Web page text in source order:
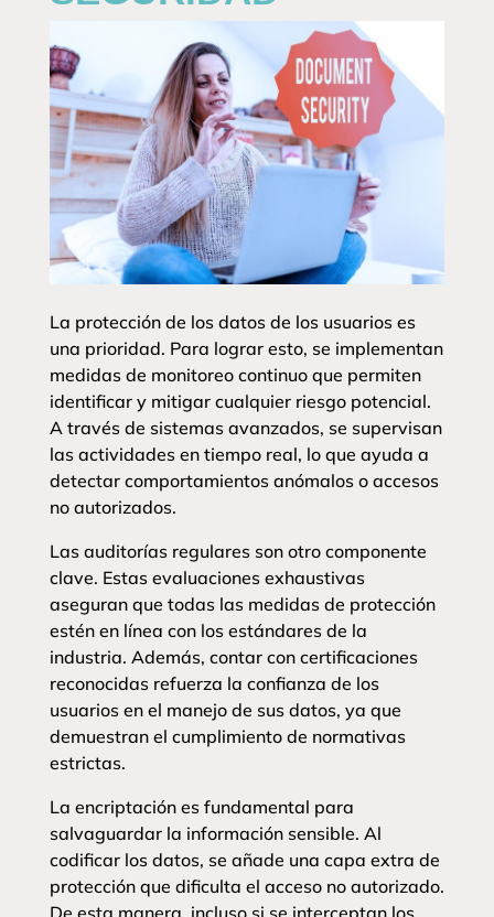
La protección de los datos de los usuarios es
una prioridad. Para lograr esto, se implementan
medidas de monitoreo continuo que permiten
identificar y mitigar cualquier riesgo potencial.
A través de sistemas avanzados, se supervisan
las actividades en tiempo real, lo que ayuda a
detectar comportamientos anómalos o accesos
no autorizados.
Las auditorías regulares son otro componente
clave. Estas evaluaciones exhaustivas
aseguran que todas las medidas de protección
estén en línea con los estándares de la
industria. Además, contar con certificaciones
reconocidas refuerza la confianza de los
usuarios en el manejo de sus datos, ya que
demuestran el cumplimiento de normativas
estrictas.
La encriptación es fundamental para
salvaguardar la información sensible. Al
codificar los datos, se añade una capa extra de
protección que dificulta el acceso no autorizado.